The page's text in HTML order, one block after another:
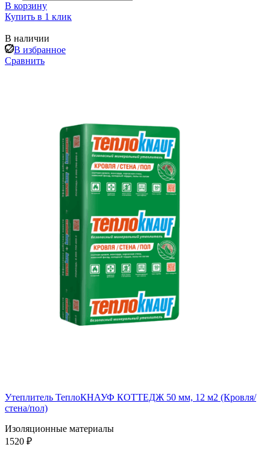
В корзину
Купить в 1 клик
В наличии
В избранное
Сравнить
Утеплитель ТеплоКНАУФ КОТТЕДЖ 50 мм, 12 м2 (Кровля/
стена/пол)
Изоляционные материалы
1520 ₽